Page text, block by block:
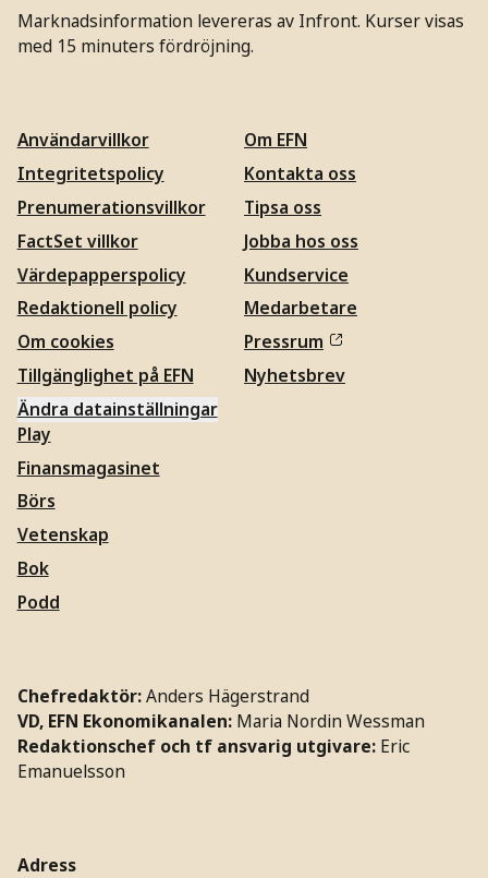
Marknadsinformation levereras av Infront. Kurser visas
med 15 minuters fördröjning.
Användarvillkor
Integritetspolicy
Prenumerationsvillkor
FactSet villkor
Värdepapperspolicy
Redaktionell policy
Om cookies
Tillgänglighet på EFN
Ändra datainställningar
Om EFN
Kontakta oss
Tipsa oss
Jobba hos oss
Kundservice
Medarbetare
Pressrum
Nyhetsbrev
Play
Finansmagasinet
Börs
Vetenskap
Bok
Podd
Chefredaktör:Anders Hägerstrand
VD, EFN Ekonomikanalen: Maria Nordin Wessman
Redaktionschef och tf ansvarig utgivare: Eric
Emanuelsson
Adress